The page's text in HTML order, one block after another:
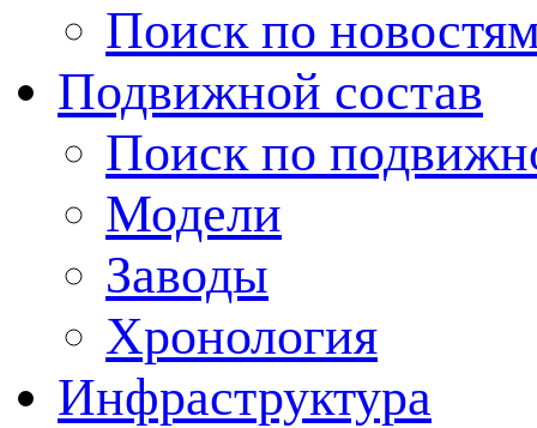
Поиск по
Подвижной состав
Поиск по
Модели
Заводы
Хронология
Инфраструктура